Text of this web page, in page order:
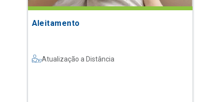
Aleitamento
Atualização a Distância